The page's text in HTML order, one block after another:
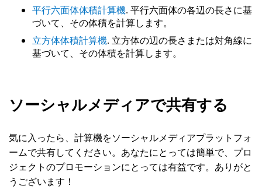
平行六面体体積計算機. 平行六面体の各辺の長さに基
づいて、その体積を計算します。
立方体体積計算機. 立方体の辺の長さまたは対角線に
基づいて、その体積を計算します。
ソーシャルメディアで共有する
気に入ったら、計算機をソーシャルメディアプラットフォ
ームで共有してください。あなたにとっては簡単で、プロ
ジェクトのプロモーションにとっては有益です。ありがと
うございます！